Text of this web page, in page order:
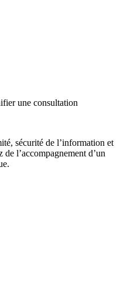
une consultation
sécurité de l’information et
de l’accompagnement d’un